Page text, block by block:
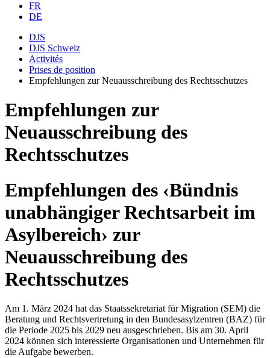
FR
DE
DJS
DJS Schweiz
Activités
Prises de position
Empfehlungen zur Neuausschreibung des Rechtsschutzes
Empfehlungen zur
Neuausschreibung des
Rechtsschutzes
Empfehlungen des ‹Bündnis
unabhängiger Rechtsarbeit im
Asylbereich› zur
Neuausschreibung des
Rechtsschutzes
Am 1. März 2024 hat das Staatssekretariat für Migration (SEM) die
Beratung und Rechtsvertretung in den Bundesasylzentren (BAZ) für
die Periode 2025 bis 2029 neu ausgeschrieben. Bis am 30. April
2024 können sich interessierte Organisationen und Unternehmen für
die Aufgabe bewerben.